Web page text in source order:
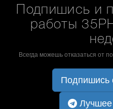
Подпишись и
работы
Всегда можешь отказаться от
Подпишись
Лучшее